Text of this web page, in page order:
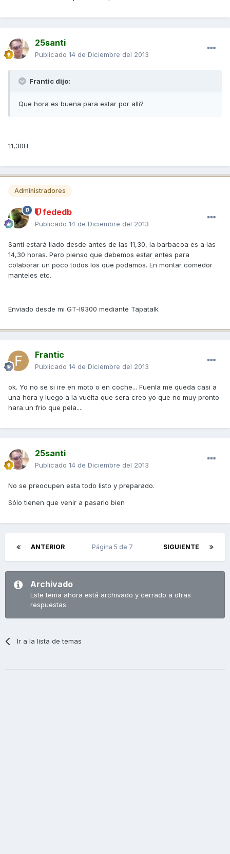
25santi
Publicado 14 de Diciembre del 2013
Frantic dijo:
Que hora es buena para estar por alli?
11,30H
Administradores
fededb
Publicado 14 de Diciembre del 2013
Santi estará liado desde antes de las 11,30, la barbacoa es a las
14,30 horas. Pero pienso que debemos estar antes para
colaborar un poco todos los que podamos. En montar comedor
manteles etc.
Enviado desde mi GT-I9300 mediante Tapatalk
Frantic
Publicado 14 de Diciembre del 2013
ok. Yo no se si ire en moto o en coche... Fuenla me queda casi a
una hora y luego a la vuelta que sera creo yo que no muy pronto
hara un frio que pela....
25santi
Publicado 14 de Diciembre del 2013
No se preocupen esta todo listo y preparado.
Sólo tienen que venir a pasarlo bien
ANTERIOR SIGUIENTE
Página 5 de 7
Archivado
Este tema ahora está archivado y cerrado a otras
respuestas.
Ir a la lista de temas